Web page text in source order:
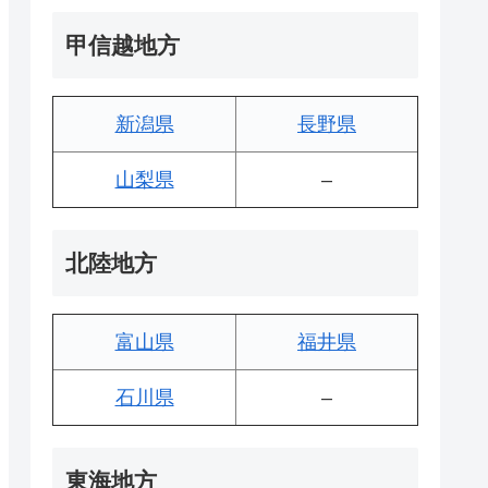
甲信越地方
新潟県 長野県
山梨県 –
北陸地方
富山県 福井県
石川県 –
東海地方